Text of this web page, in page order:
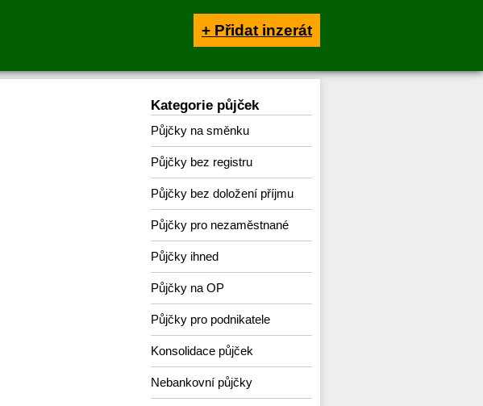
+ Přidat inzerát
Kategorie půjček
Půjčky na směnku
Půjčky bez registru
Půjčky bez doložení příjmu
Půjčky pro nezaměstnané
Půjčky ihned
Půjčky na OP
Půjčky pro podnikatele
Konsolidace půjček
Nebankovní půjčky